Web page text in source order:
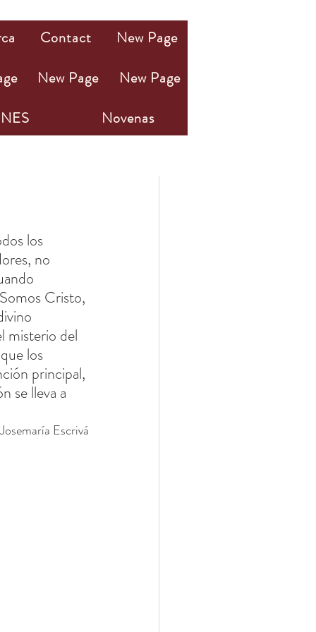
los
no
Cristo,
misterio del
los
principal,
se lleva a
Escrivá
Contact
New Page
New Page
New Page
Novenas